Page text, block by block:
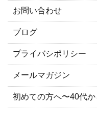
お問い合わせ
ブログ
プライバシポリシー
メールマガジン
初めての方へ〜40代